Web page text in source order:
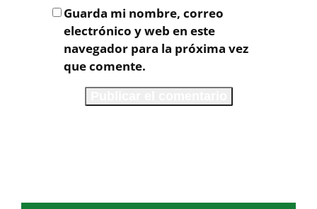
Guarda mi nombre, correo
electrónico y web en este
navegador para la próxima vez
que comente.